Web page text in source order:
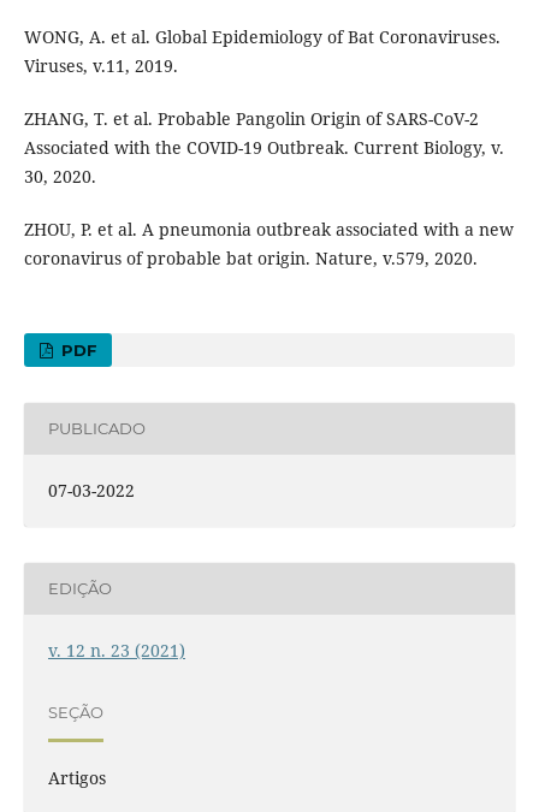
WONG, A. et al. Global Epidemiology of Bat Coronaviruses.
Viruses, v.11, 2019.
ZHANG, T. et al. Probable Pangolin Origin of SARS-CoV-2
Associated with the COVID-19 Outbreak. Current Biology, v.
30, 2020.
ZHOU, P. et al. A pneumonia outbreak associated with a new
coronavirus of probable bat origin. Nature, v.579, 2020.
PDF
PUBLICADO
07-03-2022
EDIÇÃO
v. 12 n. 23 (2021)
SEÇÃO
Artigos